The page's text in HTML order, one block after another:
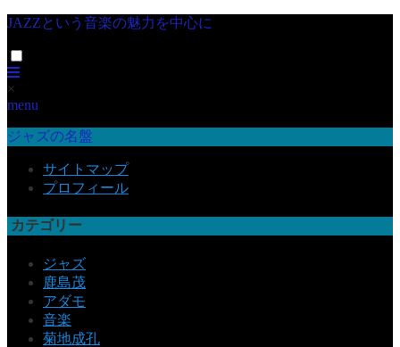
JAZZという音楽の魅力を中心に
×
menu
ジャズの名盤
サイトマップ
プロフィール
カテゴリー
ジャズ
鹿島茂
アダモ
音楽
菊地成孔